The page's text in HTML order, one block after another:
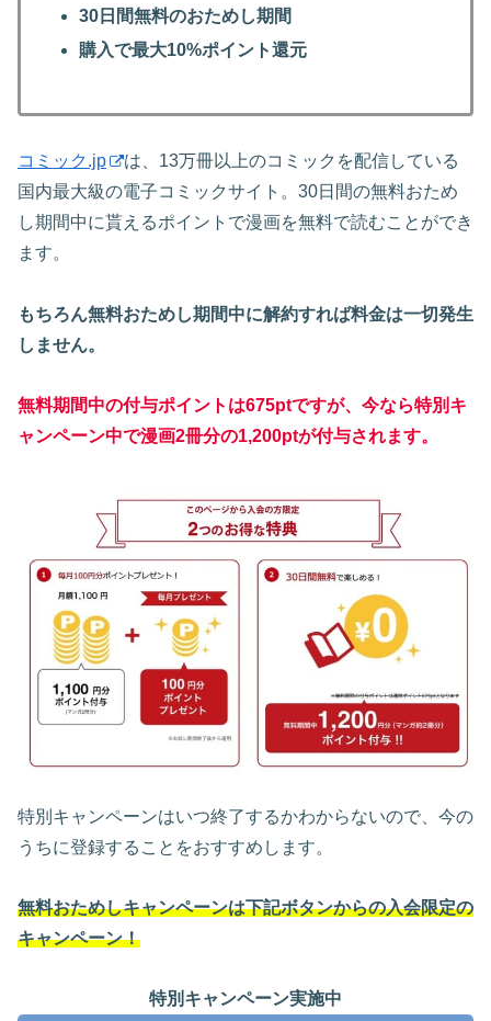
30日間無料のおためし期間
購入で最大10%ポイント還元
コミック.jp
は、13万冊以上のコミックを配信している
国内最大級の電子コミックサイト。30日間の無料おため
し期間中に貰えるポイントで漫画を無料で読むことができ
ます。
もちろん無料おためし期間中に解約すれば料金は一切発生
しません。
無料期間中の付与ポイントは675ptですが、今なら特別キ
ャンペーン中で漫画2冊分の1,200ptが付与されます。
特別キャンペーンはいつ終了するかわからないので、今の
うちに登録することをおすすめします。
無料おためしキャンペーンは下記ボタンからの入会限定の
キャンペーン！
特別キャンペーン実施中